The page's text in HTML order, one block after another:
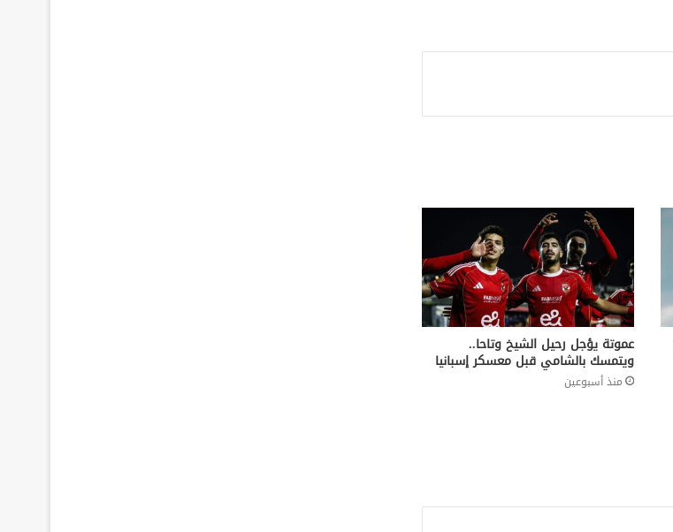
عموتة يؤجل رحيل الشيخ وتاحا..
ويتمسك بالشامي قبل معسكر إسبانيا
منذ أسبوعين